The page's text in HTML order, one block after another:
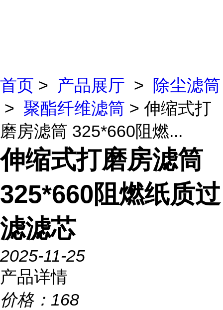
首页 > 产品展厅 >
除尘滤筒
> 聚酯纤维滤筒 > 伸缩式打
磨房滤筒 325*660阻燃...
伸缩式打磨房滤筒
325*660阻燃纸质过
滤滤芯
2025-11-25
产品详情
价格： 168